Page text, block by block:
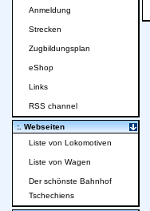
Anmeldung
Strecken
Zugbildungsplan
eShop
Links
RSS channel
:. Webseiten
Liste von Lokomotiven
Liste von Wagen
Der schönste Bahnhof
Tschechiens